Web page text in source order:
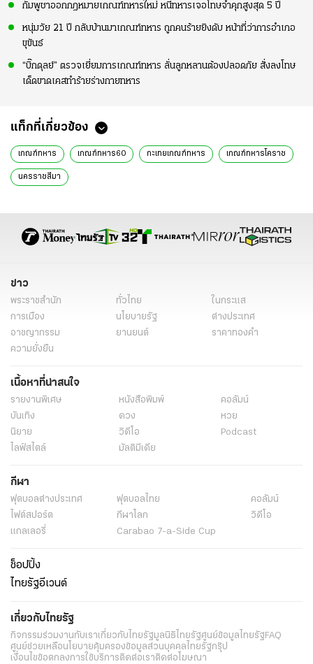
กัมพูชาออกกฎหมายเกณฑ์ทหารใหม่ หนีทหารเจอโทษจำคุกสูงสุด 5 ปี
หนุ่มวัย 21 ปี กลับบ้านมาเกณฑ์ทหาร ถูกคนร้ายยิงดับ หน้าที่ว่าการอำเภอ
ขุขันธ์
“บิ๊กดุลย์” ตรวจเยี่ยมการเกณฑ์ทหาร ลั่นลูกหลานต้องปลอดภัย สั่งลงโทษ
เด็ดขาดเคสทำร้ายร่างกายทหาร
แท็กที่เกี่ยวข้อง
เกณฑ์ทหาร เกณฑ์ทหาร60 กะเทยเกณฑ์ทหาร เกณฑ์ทหารโคราช
นครราชสีมา
ข่าว
พระราชสำนัก ทั่วไทย
ในกระแส
การเมือง
นโยบายรัฐ
ต่างประเทศ
อาชญากรรม
ยานยนต์
ราคาทองคำ
ความยั่งยืน
เนื้อหาที่น่าสนใจ
รายงานพิเศษ หนังสือพิมพ์
คอลัมน์
บันเทิง
ดวง
หวย
นิยาย
วิดีโอ
Podcast
ไลฟ์สไตล์
มัลติมีเดีย
กีฬา
ฟุตบอลต่่างประเทศ ฟุตบอลไทย
คอลัมน์
ไฟต์สปอร์ต
กีฬาโลก
วิดีโอ
แกลเลอรี่
Carabao 7-a-Side Cup
ช็อปปิ้ง
ไทยรัฐอีเวนต์
เกี่ยวกับไทยรัฐ
กิจกรรมร่วมงานกับเราเกี่ยวกับไทยรัฐมูลนิธิไทยรัฐศูนย์ข้อมูลไทยรัฐ FAQ
ศูนย์ช่วยเหลือนโยบายคุ้มครองข้อมูลส่วนบุคคลไทยรัฐกรุ๊ป
เงื่อนไขข้อตกลงการใช้บริการติดต่อเราติดต่อโฆษณา